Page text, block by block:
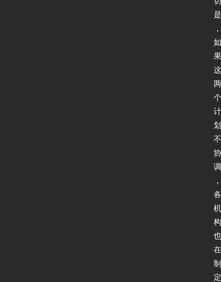
是
，
如
果
这
两
个
计
划
不
协
调
，
各
机
构
也
在
制
定